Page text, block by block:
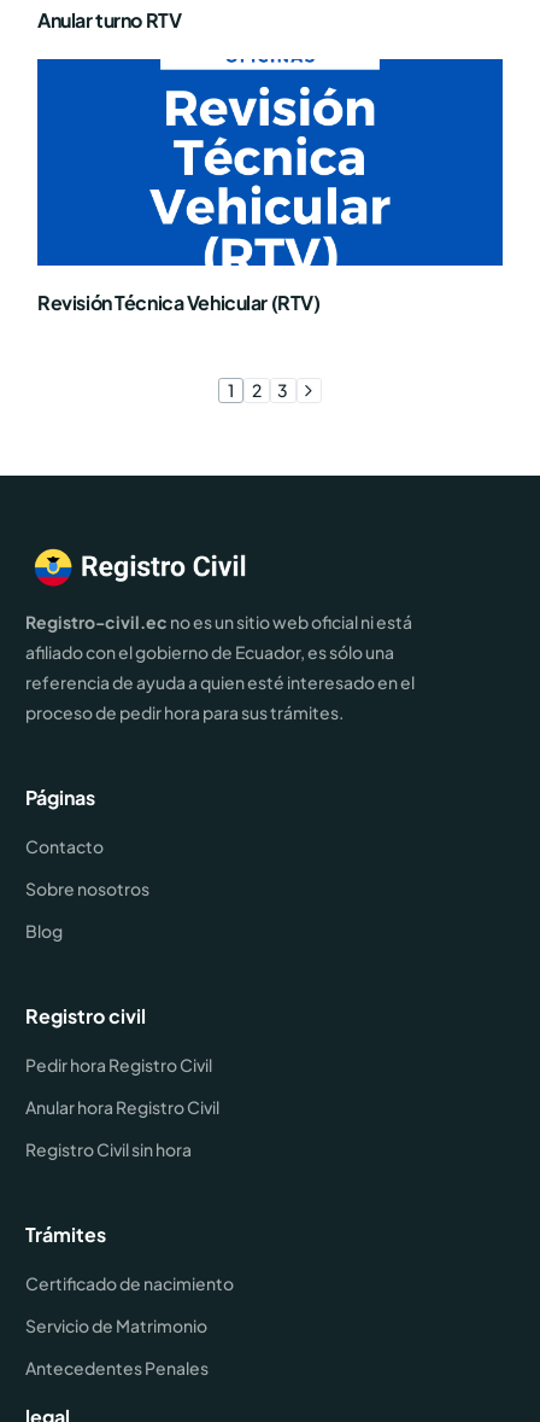
Anular turno RTV
Revisión Técnica Vehicular (RTV)
1 2 3
Registro-civil.ec no es un sitio web oficial ni está
afiliado con el gobierno de Ecuador, es sólo una
referencia de ayuda a quien esté interesado en el
proceso de pedir hora para sus trámites.
Páginas
Contacto
Sobre nosotros
Blog
Registro civil
Pedir hora Registro Civil
Anular hora Registro Civil
Registro Civil sin hora
Trámites
Certificado de nacimiento
Servicio de Matrimonio
Antecedentes Penales
legal